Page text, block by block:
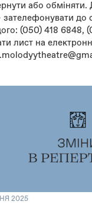
або
до
(050) 418 6848,
лист на
2025